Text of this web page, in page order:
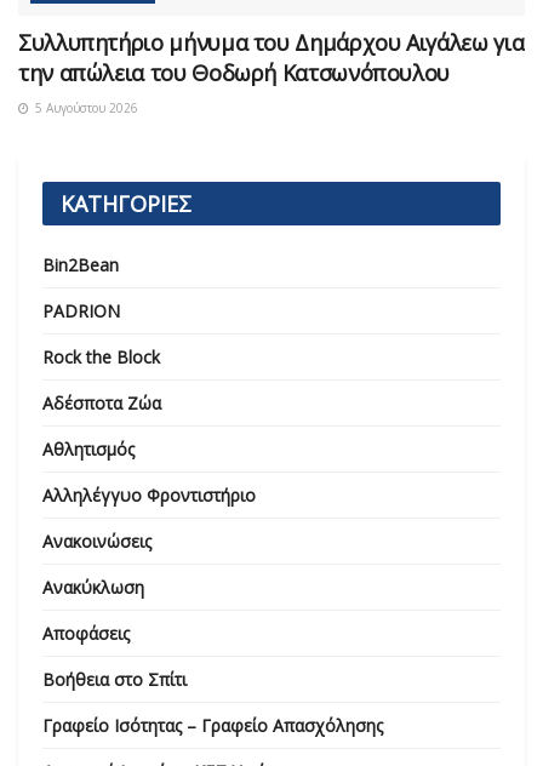
Συλλυπητήριο μήνυμα του Δημάρχου Αιγάλεω για
την απώλεια του Θοδωρή Κατσωνόπουλου
5 Αυγούστου 2026
ΚΑΤΗΓΟΡΙΕΣ
Bin2Bean
PADRION
Rock the Block
Αδέσποτα Ζώα
Αθλητισμός
Αλληλέγγυο Φροντιστήριο
Ανακοινώσεις
Ανακύκλωση
Αποφάσεις
Βοήθεια στο Σπίτι
Γραφείο Ισότητας – Γραφείο Απασχόλησης